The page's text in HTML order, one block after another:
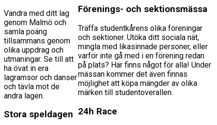
Vandra med ditt lag
genom Malmö och
samla poäng
tillsammans genom
olika uppdrag och
utmaningar. Se till att
ha övat in era
lagramsor och danser
och tävla mot de
andra lagen.
Stora speldagen
Förenings- och sektionsmässa
Träffa studentkårens olika föreningar
och sektioner. Utöka ditt sociala nät,
mingla med likasinnade personer, eller
varför inte gå med i en förening redan
på plats? Här finns något för alla! Under
mässan kommer det även finnas
möjlighet att köpa mängder av olika
märken till studentoverallen.
24h Race